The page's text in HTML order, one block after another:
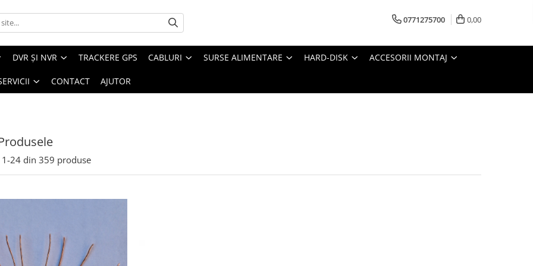
0771275700 0,00
DVR ȘI NVR TRACKERE GPS CABLURI SURSE ALIMENTARE HARD-DISK ACCESORII MONTAJ
CONTACT AJUTOR
1-24 din 359 produse